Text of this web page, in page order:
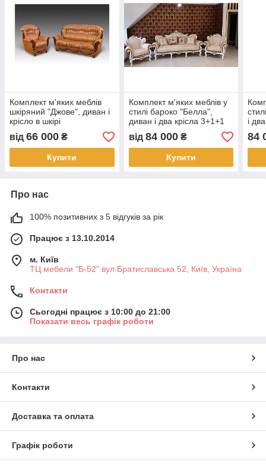
Комплект м'яких меблів
шкіряний "Джове", диван і
крісло в шкірі
від 66 000 ₴
Купити
Комплект м'яких меблів у
стилі бароко "Белла",
диван і два крісла 3+1+1
від 84 000₴
Купити
і
84
Про нас
100% позитивних з 5 відгуків за рік
Працює з 13.10.2014
м. Київ
ТЦ мебели "Б-52" вул.Братиславська 52, Київ, Україна
Контакти
Сьогодні працює з 10:00 до 21:00
Показати весь графік роботи
Про нас
Контакти
Доставка та оплата
Графік роботи